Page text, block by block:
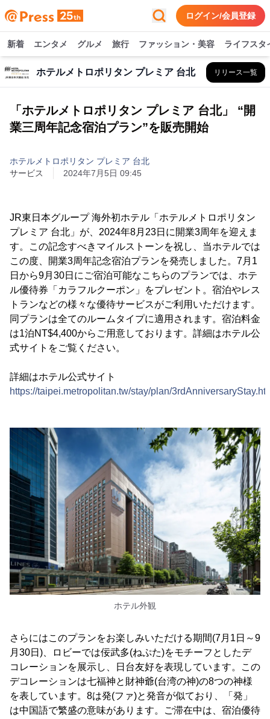
ログイン/会員登録
新着 エンタメ グルメ 旅行 ファッション・美容 ライフスタ
ホテルメトロポリタン プレミア 台北 リリース一覧
「ホテルメトロポリタン プレミア 台北」 “開
業三周年記念宿泊プラン”を販売開始
ホテルメトロポリタン プレミア 台北
サービス
2024年7月5日 09:45
JR東日本グループ 海外初ホテル「ホテルメトロポリタン
プレミア 台北」が、2024年8月23日に開業3周年を迎えま
す。この記念すべきマイルストーンを祝し、当ホテルでは
この度、開業3周年記念宿泊プランを発売しました。7月1
日から9月30日にご宿泊可能なこちらのプランでは、ホテ
ル優待券「カラフルクーポン」をプレゼント。宿泊やレス
トランなどの様々な優待サービスがご利用いただけます。
同プランは全てのルームタイプに適用されます。宿泊料金
は1泊NT$4,400からご用意しております。詳細はホテル公
式サイトをご覧ください。
詳細はホテル公式サイト
https://taipei.metropolitan.tw/stay/plan/
ホテル外観
さらにはこのプランをお楽しみいただける期間(7月1日～9
月30日)、ロビーでは佞武多(ねぷた)をモチーフとしたデ
コレーションを展示し、日台友好を表現しています。この
デコレーションは七福神と財神爺(台湾の神)の8つの神様
を表しています。8は発(ファ)と発音が似ており、「発」
は中国語で繁盛の意味があります。ご滞在中は、宿泊優待